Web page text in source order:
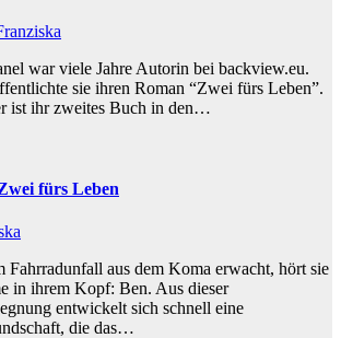
war viele Jahre Autorin bei backview.eu.
sie ihren Roman “Zwei fürs Leben”.
ist ihr zweites Buch in den…
fürs Leben
Fahrradunfall aus dem Koma erwacht, hört sie
in ihrem Kopf: Ben. Aus dieser
entwickelt sich schnell eine
die das…